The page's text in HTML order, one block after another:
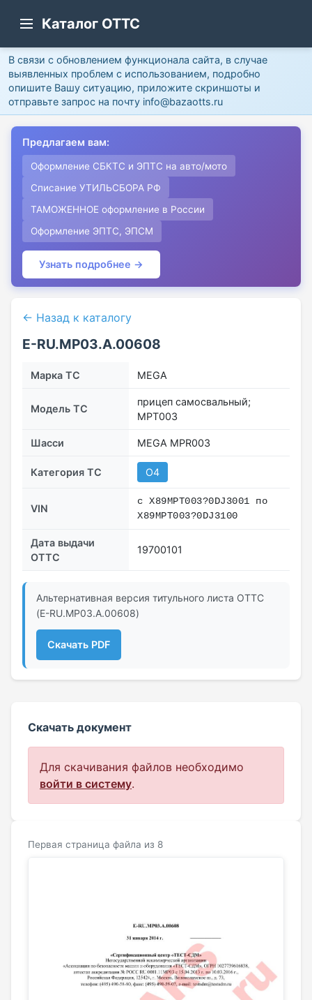
Каталог ОТТС
В связи с обновлением функционала сайта, в случае
выявленных проблем с использованием, подробно
опишите Вашу ситуацию, приложите скриншоты и
отправьте запрос на почту info@bazaotts.ru
Предлагаем вам:
Оформление СБКТС и ЭПТС на авто/мото
Списание УТИЛЬСБОРА РФ
ТАМОЖЕННОЕ оформление в России
Оформление ЭПТС, ЭПСМ
Узнать подробнее →
← Назад к каталогу
E-RU.МР03.A.00608
Марка ТС MEGA
Модель ТС
прицеп самосвальный;
MPT003
Шасси MEGA MPR003
Категория ТС O4
VIN
с X89MPT003?0DJ3001 по
X89MPT003?0DJ3100
Дата выдачи
ОТТС
19700101
Альтернативная версия титульного листа ОТТС
(E-RU.МР03.A.00608)
Скачать PDF
Скачать документ
Для скачивания файлов необходимо
войти в систему.
Первая страница файла из 8